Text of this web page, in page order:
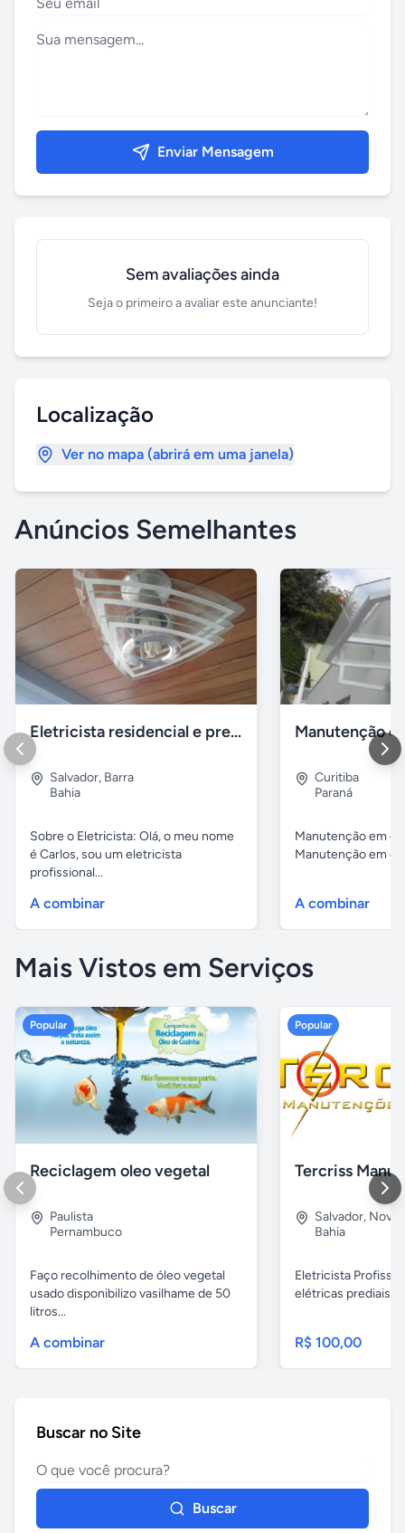
Enviar Mensagem
Sem avaliações ainda
Seja o primeiro a avaliar este anunciante!
Localização
Ver no mapa (abrirá em uma janela)
Anúncios Semelhantes
Eletricista residencial e predial em Salvador BA
Salvador, Barra
Bahia
Sobre o Eletricista: Olá, o meu nome
é Carlos, sou um eletricista
profissional...
A combinar
Curitiba
Paraná
Manutenção em
Manutenção em
A combinar
Mais Vistos em Serviços
Popular
Reciclagem oleo vegetal
Paulista
Pernambuco
Faço recolhimento de óleo vegetal
usado disponibilizo vasilhame de 50
litros...
A combinar
Popular
Salvador, Nova
Bahia
Eletricista
elétricas prediais e
R$ 100,00
Buscar no Site
Buscar